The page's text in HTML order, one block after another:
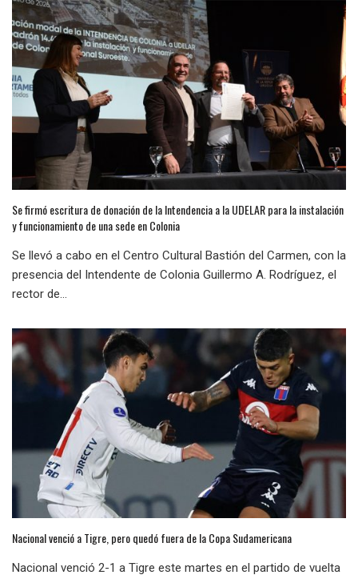
Se firmó escritura de donación de la Intendencia a la UDELAR para la instalación
y funcionamiento de una sede en Colonia
Se llevó a cabo en el Centro Cultural Bastión del Carmen, con la
presencia del Intendente de Colonia Guillermo A. Rodríguez, el
rector de...
Nacional venció a Tigre, pero quedó fuera de la Copa Sudamericana
Nacional venció 2-1 a Tigre este martes en el partido de vuelta